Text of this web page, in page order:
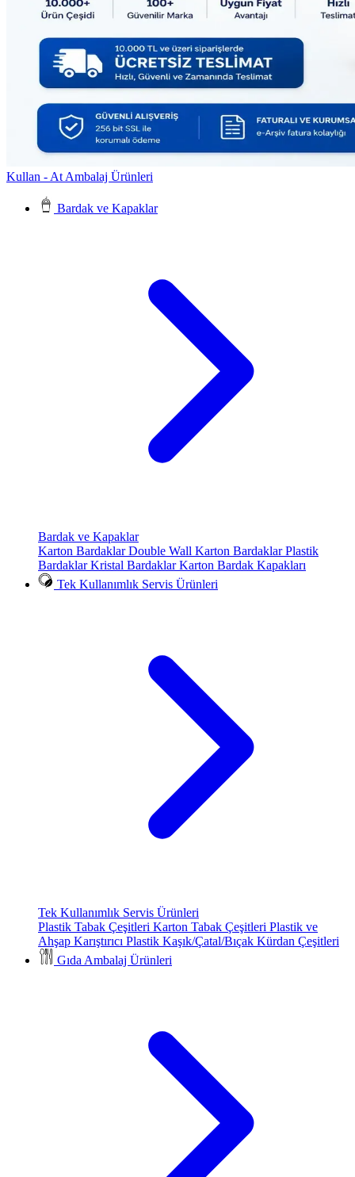
Kullan - At Ambalaj Ürünleri
Bardak ve Kapaklar
Bardak ve Kapaklar
Karton BardaklarDouble Wall Karton BardaklarPlastik
BardaklarKristal BardaklarKarton Bardak Kapakları
Tek Kullanımlık Servis Ürünleri
Tek Kullanımlık Servis Ürünleri
Plastik Tabak Çeşitleri Karton Tabak Çeşitleri Plastik ve
Ahşap Karıştırıcı Plastik Kaşık/Çatal/Bıçak Kürdan Çeşitleri
Gıda Ambalaj Ürünleri